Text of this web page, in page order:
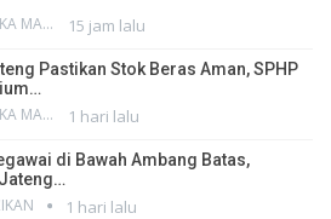
NANDA RIZKA MAHENDRA 15 jam lalu
Pastikan Stok Beras Aman, SPHP
NANDA RIZKA MAHENDRA 1 hari lalu
di Bawah Ambang Batas,
1 hari lalu